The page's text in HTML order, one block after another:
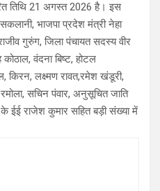
तिथि 21 अगस्त 2026 है। इस
भाजपा प्रदेश मंत्री नेहा
गुरुंग, जिला पंचायत सदस्य वीर
कोठाल, वंदना बिष्ट, होटल
लक्ष्मण रावत,रमेश खंडूरी,
सचिन पंवार, अनुसूचित जाति
के ईई राजेश कुमार सहित बड़ी संख्या में